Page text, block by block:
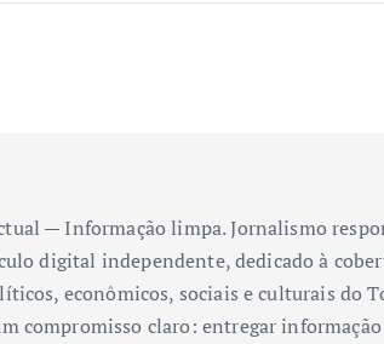
— Informação limpa. Jornalismo
digital independente, dedicado à
econômicos, sociais e culturais do
compromisso claro: entregar